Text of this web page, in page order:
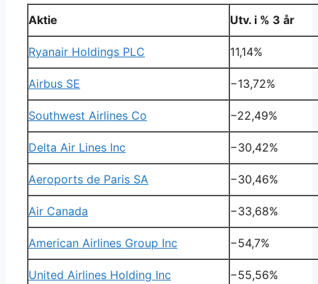
Aktie Utv. i % 3 år
Ryanair Holdings PLC 11,14%
Airbus SE −13,72%
Southwest Airlines Co −22,49%
Delta Air Lines Inc −30,42%
Aeroports de Paris SA −30,46%
Air Canada −33,68%
American Airlines Group Inc −54,7%
United Airlines Holding Inc −55,56%